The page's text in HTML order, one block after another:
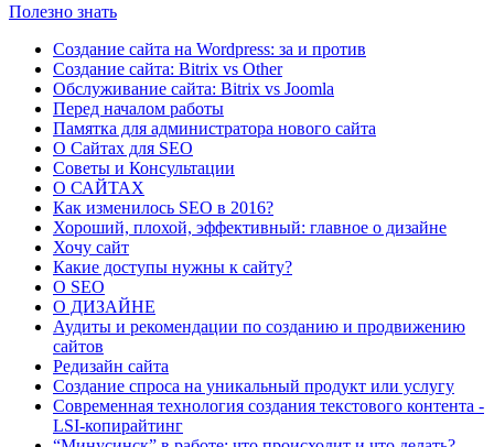
Полезно знать
Создание сайта на Wordpress: за и против
Создание сайта: Bitrix vs Other
Обслуживание сайта: Bitrix vs Joomla
Перед началом работы
Памятка для администратора нового сайта
О Сайтах для SEO
Советы и Консультации
О САЙТАХ
Как изменилось SEO в 2016?
Хороший, плохой, эффективный: главное о дизайне
Хочу сайт
Какие доступы нужны к сайту?
О SEO
О ДИЗАЙНЕ
Аудиты и рекомендации по созданию и продвижению
сайтов
Редизайн сайта
Создание спроса на уникальный продукт или услугу
Современная технология создания текстового контента -
LSI-копирайтинг